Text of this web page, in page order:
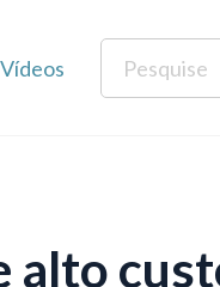
Vídeos
alto